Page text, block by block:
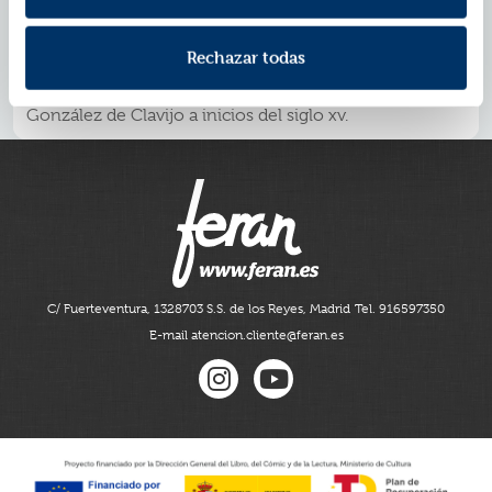
Rechazar todas
trae a los lectores de hoy una joya medieval casi
borrada de la memoria de España, pero cuya magnitud
mítica crónica Embajada a Tamerlán escrita por Ruy
González de Clavijo a inicios del siglo xv.
C/ Fuerteventura, 1328703 S.S. de los Reyes, Madrid Tel. 916597350
E-mail atencion.cliente@feran.es